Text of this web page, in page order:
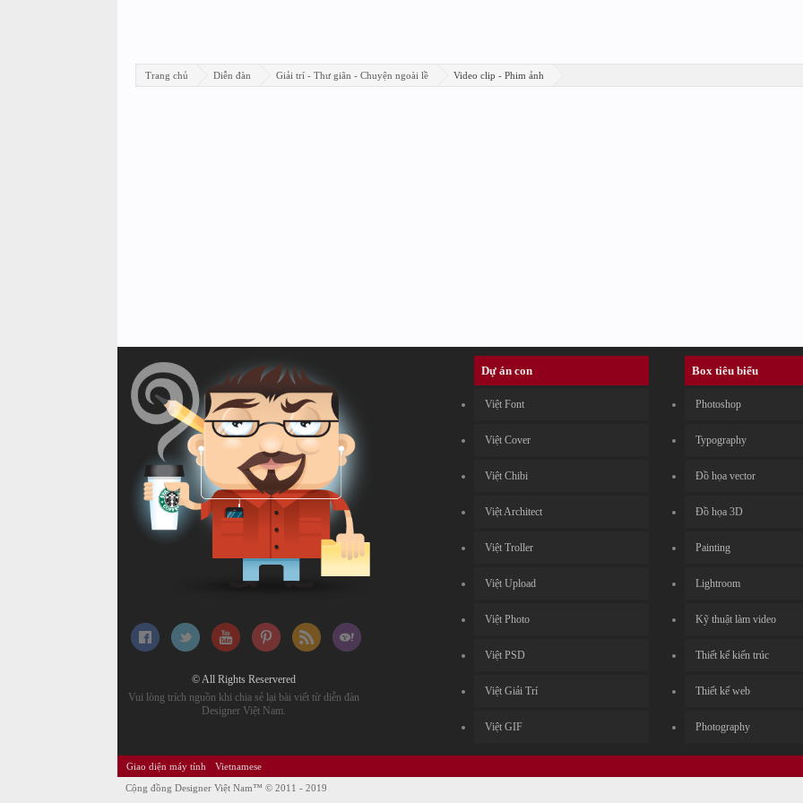
Trang chủ Diễn đàn Giải trí - Thư giãn - Chuyện ngoài lề Video clip - Phim ảnh
© All Rights Reservered
Vui lòng trích nguồn khi chia sẻ lại bài viết từ diễn đàn
Designer Việt Nam.
Dự án con
Việt Font
Việt Cover
Việt Chibi
Việt Architect
Việt Troller
Việt Upload
Việt Photo
Việt PSD
Việt Giải Trí
Việt GIF
Box tiêu biểu
Photoshop
Typography
Đồ họa vector
Đồ họa 3D
Painting
Lightroom
Kỹ thuật làm video
Thiết kế kiến trúc
Thiết kế web
Photography
Giao diện máy tính Vietnamese
Cộng đồng Designer Việt Nam™ © 2011 - 2019